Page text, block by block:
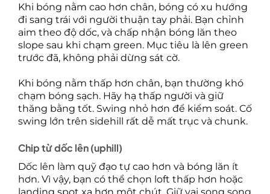
Khi bóng nằm cao hơn chân, bóng có xu hướng
đi sang trái với người thuận tay phải. Bạn chỉnh
aim theo độ dốc, và chấp nhận bóng lăn theo
slope sau khi chạm green. Mục tiêu là lên green
trước đã, không phải dừng sát cờ.
Khi bóng nằm thấp hơn chân, bạn thường khó
chạm bóng sạch. Hãy hạ thấp người và giữ
thăng bằng tốt. Swing nhỏ hơn để kiểm soát. Cố
swing lớn trên sidehill rất dễ mất trục và chunk.
Chip từ dốc lên (uphill)
Dốc lên làm quỹ đạo tự cao hơn và bóng lăn ít
hơn. Vì vậy, bạn có thể chọn loft thấp hơn hoặc
landing spot xa hơn một chút. Giữ vai song song